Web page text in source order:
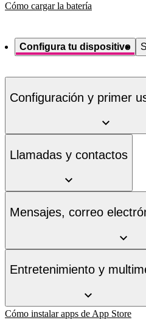
Cómo cargar la batería
Configura tu dispositivo
Configuración y primer
Llamadas y contactos
Mensajes, correo
Entretenimiento y
Cómo instalar apps de App Store